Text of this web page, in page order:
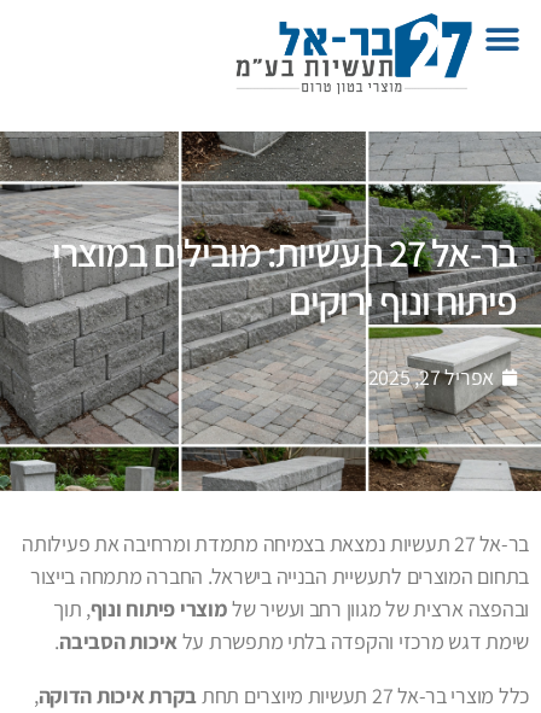
בר-אל 27 תעשיות: מובילים במוצרי
פיתוח ונוף ירוקים
אפריל 27, 2025
בר-אל 27 תעשיות נמצאת בצמיחה מתמדת ומרחיבה את פעילותה
בתחום המוצרים לתעשיית הבנייה בישראל. החברה מתמחה בייצור
ובהפצה ארצית של מגוון רחב ועשיר שלמוצרי פיתוח ונוף, תוך
שימת דגש מרכזי והקפדה בלתי מתפשרת עלאיכות הסביבה.
כלל מוצרי בר-אל 27 תעשיות מיוצרים תחת
בקרת איכות הדוקה,